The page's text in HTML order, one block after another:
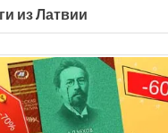
из Латвии